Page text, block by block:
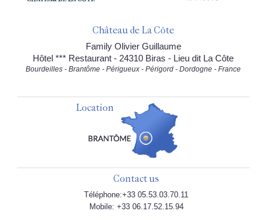
Château de La Côte
Family Olivier Guillaume
Hôtel *** Restaurant - 24310 Biras - Lieu dit La Côte
Bourdeilles - Brantôme - Périgueux - Périgord - Dordogne - France
Location
Contact us
Téléphone:+33 05.53.03.70.11
Mobile: +33 06.17.52.15.94